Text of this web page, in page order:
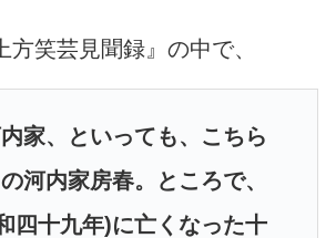
笑芸見聞録』の中で、
家、といっても、こちら
河内家房春。ところで、
四十九年)に亡くなった十